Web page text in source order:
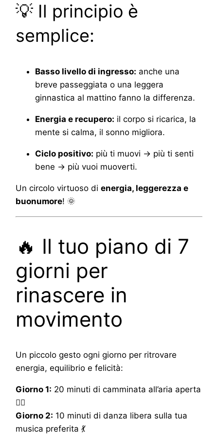
💡 Il principio è
semplice:
Basso livello di ingresso: anche una
breve passeggiata o una leggera
ginnastica al mattino fanno la differenza.
Energia e recupero: il corpo si ricarica, la
mente si calma, il sonno migliora.
Ciclo positivo: più ti muovi → più ti senti
bene → più vuoi muoverti.
Un circolo virtuoso di energia, leggerezza e
buonumore! 🌞
🔥 Il tuo piano di 7
giorni per
rinascere in
movimento
Un piccolo gesto ogni giorno per ritrovare
energia, equilibrio e felicità:
Giorno 1: 20 minuti di camminata all’aria aperta
🚶‍♀️
Giorno 2: 10 minuti di danza libera sulla tua
musica preferita 💃